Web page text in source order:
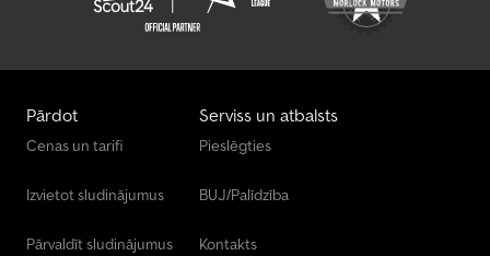
Pārdot
Cenas un tarifi
Izvietot sludinājumus
Pārvaldīt sludinājumus
Serviss un atbalsts
Pieslēgties
BUJ/Palīdzība
Kontakts